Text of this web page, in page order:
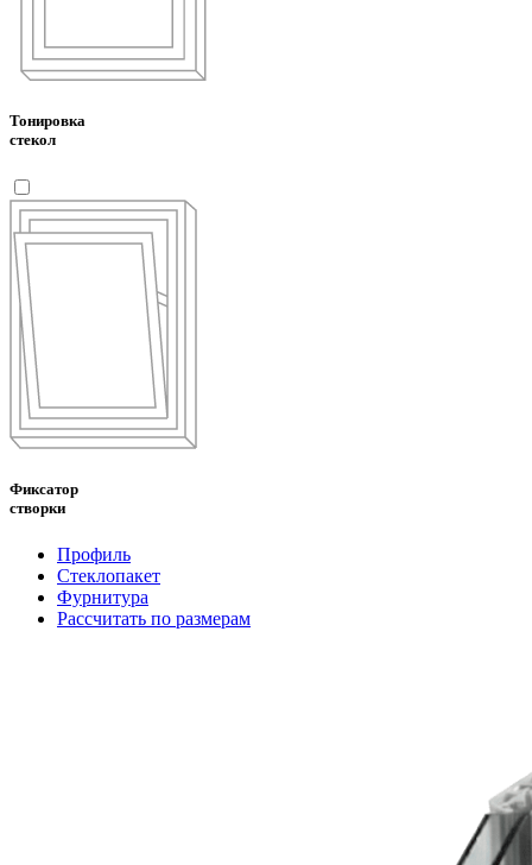
Тонировка
стекол
Фиксатор
створки
Профиль
Стеклопакет
Фурнитура
Рассчитать по размерам